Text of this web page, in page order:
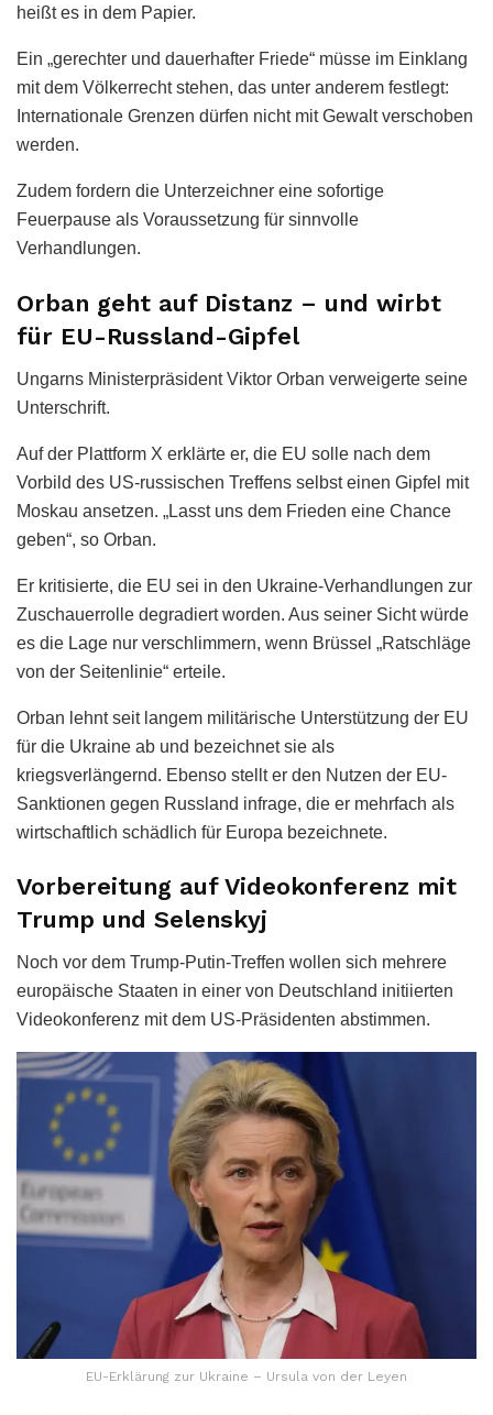
heißt es in dem Papier.
Ein „gerechter und dauerhafter Friede“ müsse im Einklang
mit dem Völkerrecht stehen, das unter anderem festlegt:
Internationale Grenzen dürfen nicht mit Gewalt verschoben
werden.
Zudem fordern die Unterzeichner eine sofortige
Feuerpause als Voraussetzung für sinnvolle
Verhandlungen.
Orban geht auf Distanz – und wirbt
für EU-Russland-Gipfel
Ungarns Ministerpräsident Viktor Orban verweigerte seine
Unterschrift.
Auf der Plattform X erklärte er, die EU solle nach dem
Vorbild des US-russischen Treffens selbst einen Gipfel mit
Moskau ansetzen. „Lasst uns dem Frieden eine Chance
geben“, so Orban.
Er kritisierte, die EU sei in den Ukraine-Verhandlungen zur
Zuschauerrolle degradiert worden. Aus seiner Sicht würde
es die Lage nur verschlimmern, wenn Brüssel „Ratschläge
von der Seitenlinie“ erteile.
Orban lehnt seit langem militärische Unterstützung der EU
für die Ukraine ab und bezeichnet sie als
kriegsverlängernd. Ebenso stellt er den Nutzen der EU-
Sanktionen gegen Russland infrage, die er mehrfach als
wirtschaftlich schädlich für Europa bezeichnete.
Vorbereitung auf Videokonferenz mit
Trump und Selenskyj
Noch vor dem Trump-Putin-Treffen wollen sich mehrere
europäische Staaten in einer von Deutschland initiierten
Videokonferenz mit dem US-Präsidenten abstimmen.
EU-Erklärung zur Ukraine – Ursula von der Leyen